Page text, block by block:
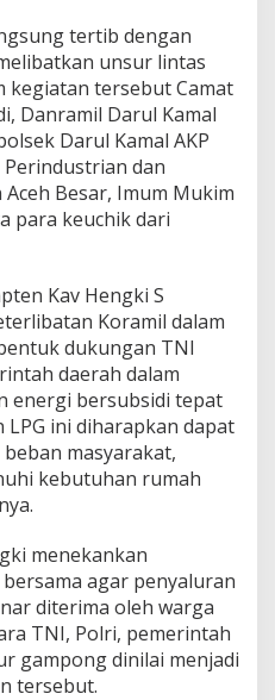
tertib dengan
unsur lintas
kegiatan tersebut Camat
Danramil Darul Kamal
Darul Kamal AKP
dan
Besar, Imum Mukim
para keuchik dari
Kav Hengki S
Koramil dalam
dukungan TNI
daerah dalam
energi bersubsidi tepat
LPG ini diharapkan dapat
masyarakat,
kebutuhan rumah
menekankan
agar penyaluran
diterima oleh warga
TNI, Polri, pemerintah
gampong dinilai menjadi
tersebut.